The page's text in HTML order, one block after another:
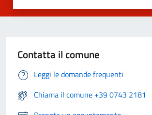
Contatta il comune
Leggi le domande frequenti
Chiama il comune +39 0743 2181